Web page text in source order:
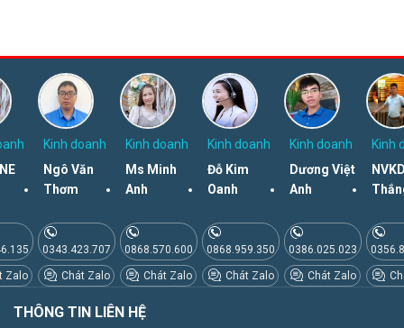
Zalo
Kinh doanh
Ngô Văn
Thơm
0343.423.707
Chát Zalo
Kinh doanh
Ms Minh
Anh
0868.570.600
Chát Zalo
Kinh doanh
Đỗ Kim
Oanh
0868.959.350
Chát Zalo
Kinh doanh
Dương Việt
Anh
0386.025.023
Chát Zalo
Kinh
THÔNG TIN LIÊN HỆ